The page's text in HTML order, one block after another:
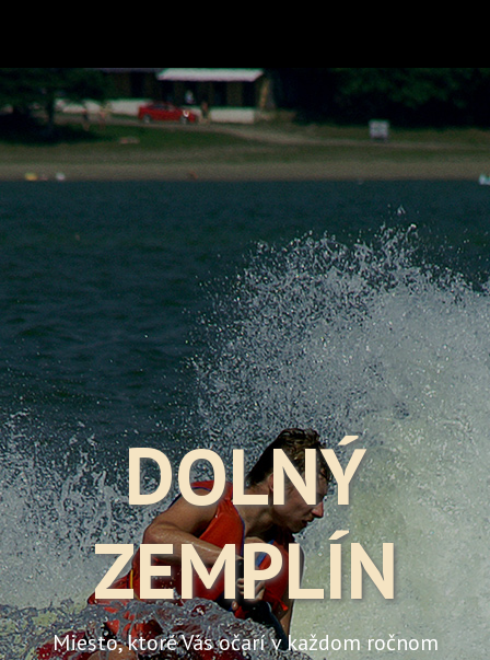
DOLNÝ
ZEMPLÍN
Miesto, ktoré Vás očarí v každom ročnom